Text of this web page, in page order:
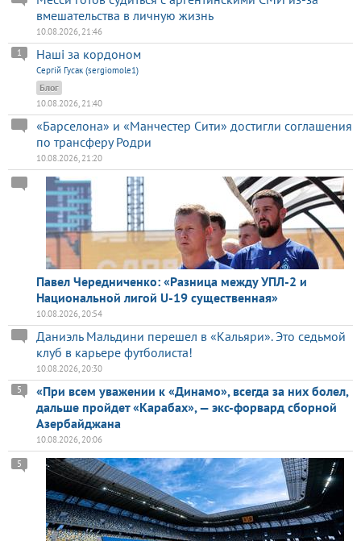
вмешательства в личную жизнь
10.08.2026, 21:46
Наші за кордоном
1
Сергій Гусак (sergiomole1)
Блог
10.08.2026, 21:40
«Барселона» и «Манчестер Сити» достигли соглашения
по трансферу Родри
10.08.2026, 21:20
Павел Чередниченко: «Разница между УПЛ-2 и
Национальной лигой U-19 существенная»
10.08.2026, 20:54
Даниэль Мальдини перешел в «Кальяри». Это седьмой
клуб в карьере футболиста!
10.08.2026, 20:30
«При всем уважении к «Динамо», всегда за них болел,
дальше пройдет «Карабах», — экс-форвард сборной
Азербайджана
5
10.08.2026, 20:06
5